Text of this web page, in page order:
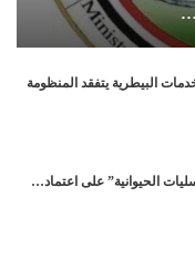
البيطرية يتفقد المنظومة
الحيوانية” على اعتماد…